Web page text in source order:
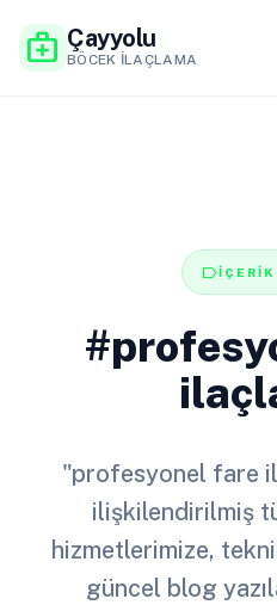
medical_services Çayyolu
BÖCEK İLAÇLAMA
labelİÇERİK
"profesyonel fare
ilişkilendirilmiş
hizmetlerimize,
güncel blog